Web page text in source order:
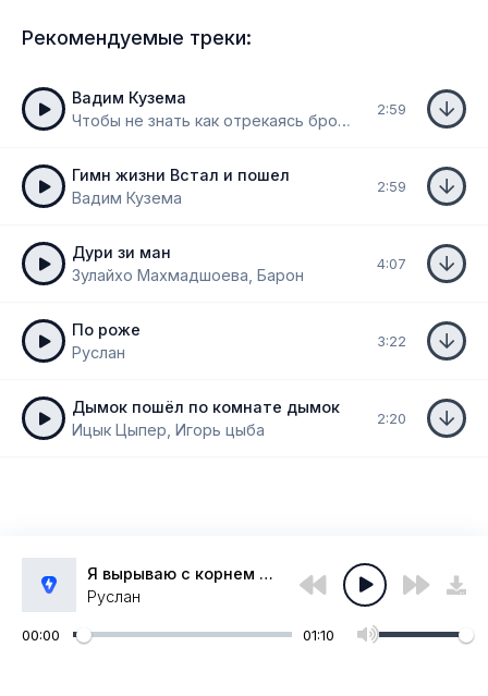
Рекомендуемые треки:
Вадим Кузема
Чтобы не знать как отрекаясь бросают друзья
2:59
Гимн жизни Встал и пошел
Вадим Кузема
2:59
Дури зи ман
Зулайхо Махмадшоева, Барон
4:07
По роже
Руслан
3:22
Дымок пошёл по комнате дымок
Ицык Цыпер, Игорь цыба
2:20
Я вырываю с корнем блядь остатки
Руслан
00:00 01:10